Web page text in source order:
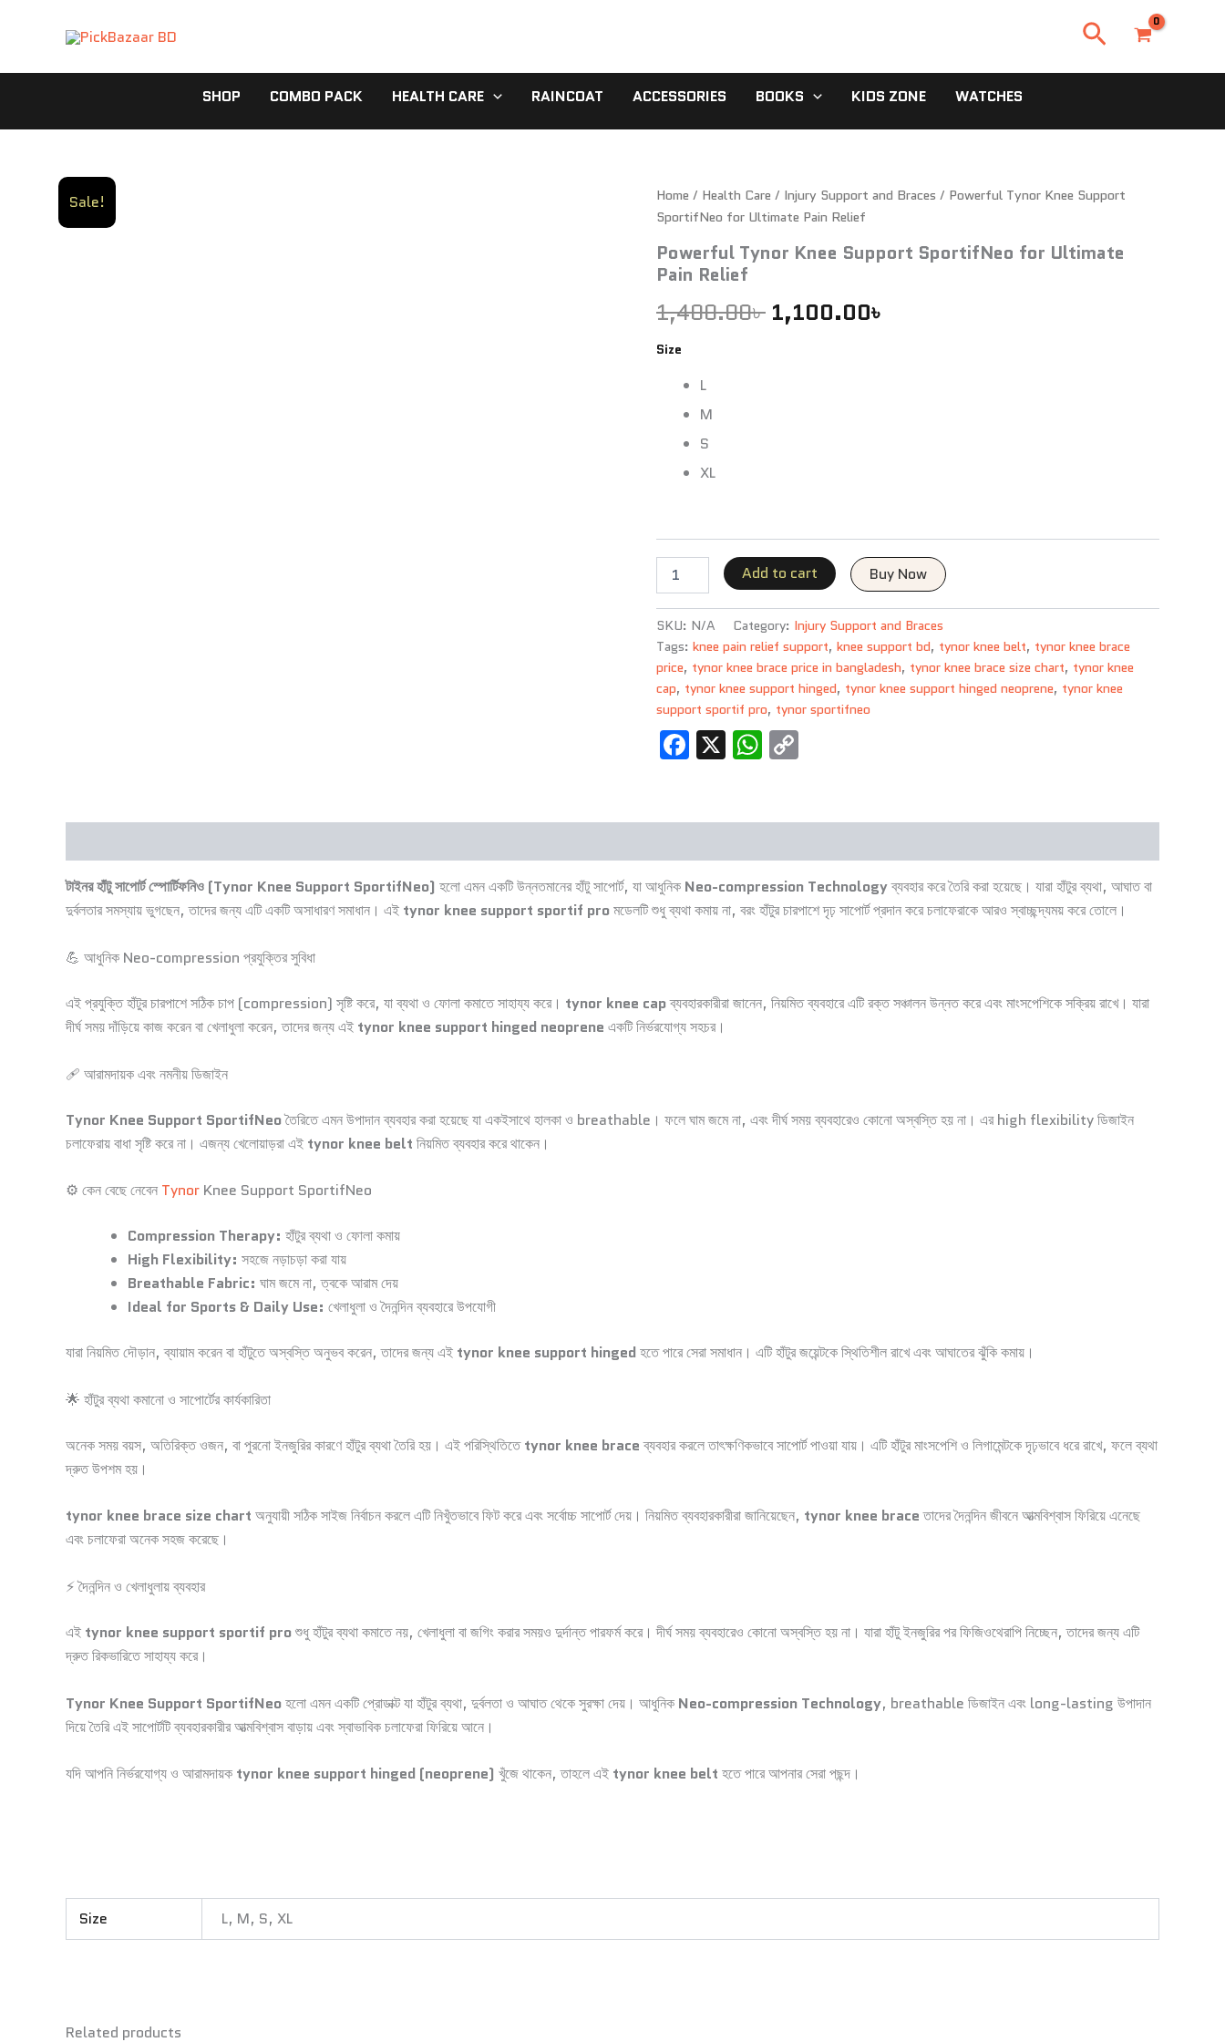
Search
SHOP COMBO PACK HEALTH CARE RAINCOAT ACCESSORIES BOOKS KIDS ZONE WATCHES
Sale! Home / Health Care / Injury Support and Braces / Powerful Tynor Knee Support
SportifNeo for Ultimate Pain Relief
Powerful Tynor Knee Support SportifNeo for Ultimate
Pain Relief
1,400.00৳
Original
1,400.00৳ .
1,100.00৳
Current
Size
L
M
S
XL
Powerful
Tynor
Knee
Support
SportifNeo
for
Ultimate
Pain
quantity
Add to cart Buy Now
SKU: N/A Category: Injury Support and Braces
Tags: knee pain relief support, knee support bd, tynor knee belt, tynor knee brace
price, tynor knee brace price in bangladesh, tynor knee brace size chart, tynor knee
cap, tynor knee support hinged, tynor knee support hinged neoprene, tynor knee
support sportif pro, tynor sportifneo
Facebook
X WhatsApp
টাইনর হাঁটু সাপোর্ট স্পোর্টিফনিও (Tynor Knee Support SportifNeo) হলো এমন একটি উন্নতমানের হাঁটু সাপোর্ট, যা আধুনিক Neo-compression Technologyব্যবহার করে তৈরি করা হয়েছে। যারা হাঁটুর ব্যথা, আঘাত বা
দুর্বলতার সমস্যায় ভুগছেন, তাদের জন্য এটি একটি অসাধারণ সমাধান। এই tynor knee support sportif proমডেলটি শুধু ব্যথা কমায় না, বরং হাঁটুর চারপাশে দৃঢ় সাপোর্ট প্রদান করে চলাফেরাকে আরও স্বাচ্ছন্দ্যময় করে তোলে।
💪 আধুনিক Neo-compression প্রযুক্তির সুবিধা
এই প্রযুক্তি হাঁটুর চারপাশে সঠিক চাপ (compression) সৃষ্টি করে, যা ব্যথা ও ফোলা কমাতে সাহায্য করে। tynor knee capব্যবহারকারীরা জানেন, নিয়মিত ব্যবহারে এটি রক্ত সঞ্চালন উন্নত করে এবং মাংসপেশিকে সক্রিয় রাখে। যারা
দীর্ঘ সময় দাঁড়িয়ে কাজ করেন বা খেলাধুলা করেন, তাদের জন্য এই tynor knee support hinged neoprene একটি নির্ভরযোগ্য সহচর।
🩹 আরামদায়ক এবং নমনীয় ডিজাইন
Tynor Knee Support SportifNeoতৈরিতে এমন উপাদান ব্যবহার করা হয়েছে যা একইসাথে হালকা ও breathable। ফলে ঘাম জমে না, এবং দীর্ঘ সময় ব্যবহারেও কোনো অস্বস্তি হয় না। এর high flexibility ডিজাইন
চলাফেরায় বাধা সৃষ্টি করে না। এজন্য খেলোয়াড়রা এই tynor knee belt নিয়মিত ব্যবহার করে থাকেন।
⚙️ কেন বেছে নেবেন Tynor Knee Support SportifNeo
Compression Therapy: হাঁটুর ব্যথা ও ফোলা কমায়
High Flexibility: সহজে নড়াচড়া করা যায়
Breathable Fabric: ঘাম জমে না, ত্বকে আরাম দেয়
Ideal for Sports & Daily Use: খেলাধুলা ও দৈনন্দিন ব্যবহারে উপযোগী
যারা নিয়মিত দৌড়ান, ব্যায়াম করেন বা হাঁটুতে অস্বস্তি অনুভব করেন, তাদের জন্য এই tynor knee support hingedহতে পারে সেরা সমাধান। এটি হাঁটুর জয়েন্টকে স্থিতিশীল রাখে এবং আঘাতের ঝুঁকি কমায়।
🌟 হাঁটুর ব্যথা কমানো ও সাপোর্টের কার্যকারিতা
অনেক সময় বয়স, অতিরিক্ত ওজন, বা পুরনো ইনজুরির কারণে হাঁটুর ব্যথা তৈরি হয়। এই পরিস্থিতিতেtynor knee braceব্যবহার করলে তাৎক্ষণিকভাবে সাপোর্ট পাওয়া যায়। এটি হাঁটুর মাংসপেশি ও লিগামেন্টকে দৃঢ়ভাবে ধরে রাখে, ফলে ব্যথা
দ্রুত উপশম হয়।
tynor knee brace size chart অনুযায়ী সঠিক সাইজ নির্বাচন করলে এটি নিখুঁতভাবে ফিট করে এবং সর্বোচ্চ সাপোর্ট দেয়। নিয়মিত ব্যবহারকারীরা জানিয়েছেন, tynor knee braceতাদের দৈনন্দিন জীবনে আত্মবিশ্বাস ফিরিয়ে এনেছে
এবং চলাফেরা অনেক সহজ করেছে।
⚡ দৈনন্দিন ও খেলাধুলায় ব্যবহার
এই tynor knee support sportif proশুধু হাঁটুর ব্যথা কমাতে নয়, খেলাধুলা বা জগিং করার সময়ও দুর্দান্ত পারফর্ম করে। দীর্ঘ সময় ব্যবহারেও কোনো অস্বস্তি হয় না। যারা হাঁটু ইনজুরির পর ফিজিওথেরাপি নিচ্ছেন, তাদের জন্য এটি
দ্রুত রিকভারিতে সাহায্য করে।
Tynor Knee Support SportifNeoহলো এমন একটি প্রোডাক্ট যা হাঁটুর ব্যথা, দুর্বলতা ও আঘাত থেকে সুরক্ষা দেয়। আধুনিক Neo-compression Technology, breathable ডিজাইন এবং long-lasting উপাদান
দিয়ে তৈরি এই সাপোর্টটি ব্যবহারকারীর আত্মবিশ্বাস বাড়ায় এবং স্বাভাবিক চলাফেরা ফিরিয়ে আনে।
যদি আপনি নির্ভরযোগ্য ও আরামদায়ক tynor knee support hinged (neoprene) খুঁজে থাকেন, তাহলে এই tynor knee belt হতে পারে আপনার সেরা পছন্দ।
Size L, M, S, XL
Related products